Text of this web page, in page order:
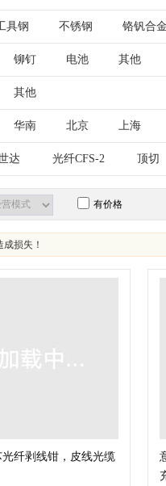
具钢 不锈钢 铬钒合
铆钉 电池 其他
其他
华南 北京 上海
浙江 福建 湖北
青海 宁夏 新疆
达 光纤CFS-2 顶切
有价格
损失！
纤剥线钳，皮线光缆